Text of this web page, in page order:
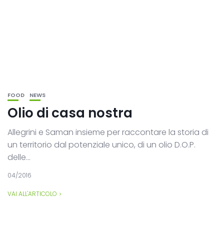
FOOD NEWS
Olio di casa nostra
Allegrini e Saman insieme per raccontare la storia di
un territorio dal potenziale unico, di un olio D.O.P.
delle...
04/2016
VAI ALL'ARTICOLO